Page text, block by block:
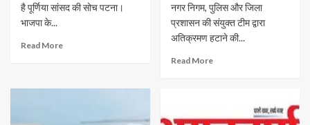
है पूर्णिया सांसद की सोच पटना।
भाजपा के...
Read More
नगर निगम, पुलिस और जिला
प्रशासन की संयुक्त टीम द्वारा
अतिक्रमण हटाने की...
Read More